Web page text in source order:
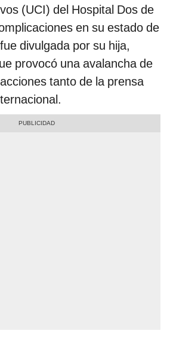
(UCI) del Hospital Dos de
en su estado de
divulgada por su hija,
provocó una avalancha de
tanto de la prensa